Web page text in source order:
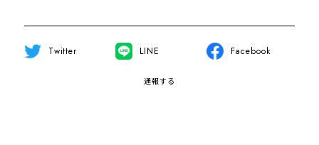
Twitter LINE Facebook
通報する